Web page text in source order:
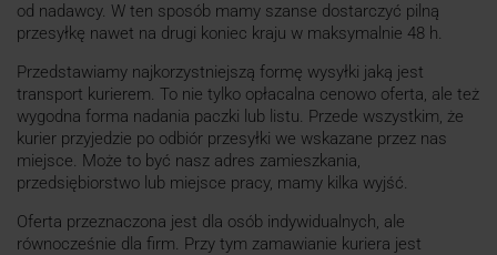
od nadawcy. W ten sposób mamy szanse dostarczyć pilną
przesyłkę nawet na drugi koniec kraju w maksymalnie 48 h.
Przedstawiamy najkorzystniejszą formę wysyłki jaką jest
transport kurierem. To nie tylko opłacalna cenowo oferta, ale też
wygodna forma nadania paczki lub listu. Przede wszystkim, że
kurier przyjedzie po odbiór przesyłki we wskazane przez nas
miejsce. Może to być nasz adres zamieszkania,
przedsiębiorstwo lub miejsce pracy, mamy kilka wyjść.
Oferta przeznaczona jest dla osób indywidualnych, ale
równocześnie dla firm. Przy tym zamawianie kuriera jest